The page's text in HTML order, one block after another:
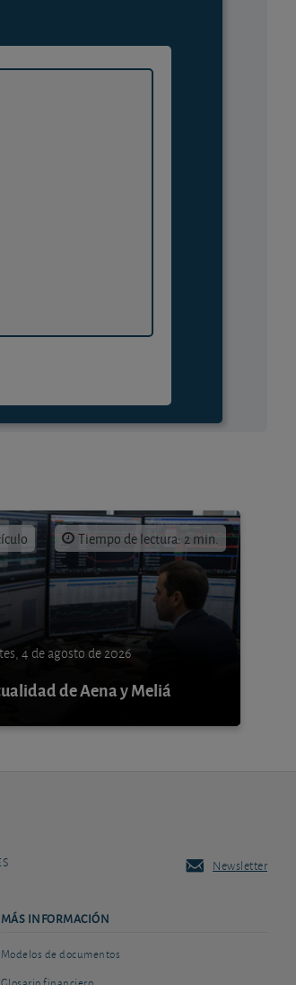
Tiempo de lectura: 2 min.
4 de agosto de 2026
de Aena y Meliá
Newsletter
MÁS INFORMACIÓN
Modelos de documentos